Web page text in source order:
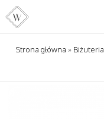
Strona główna » Biżuteria